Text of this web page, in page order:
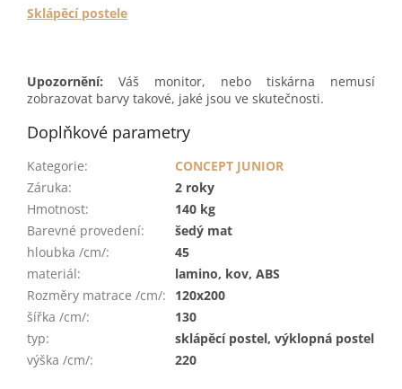
Sklápěcí postele
Upozornění: Váš monitor, nebo tiskárna nemusí
zobrazovat barvy takové, jaké jsou ve skutečnosti.
Doplňkové parametry
Kategorie:
CONCEPT JUNIOR
Záruka:
2 roky
Hmotnost:
140 kg
Barevné provedení:
šedý mat
hloubka /cm/:
45
materiál:
lamino, kov, ABS
Rozměry matrace /cm/:
120x200
šířka /cm/:
130
typ:
sklápěcí postel, výklopná postel
výška /cm/: 220